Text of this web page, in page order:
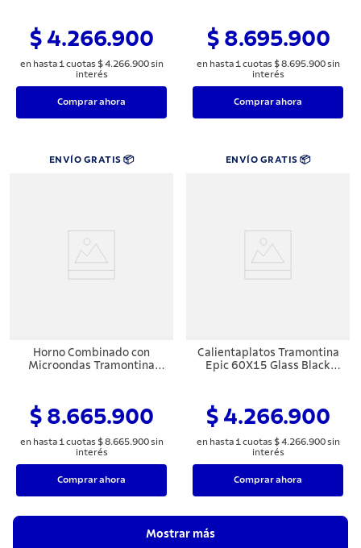
$ 4.266.900
en hasta 1 cuotas $ 4.266.900sin
interés
Comprar ahora
$ 8.695.900
en hasta 1 cuotas $ 8.695.900sin
interés
Comprar ahora
ENVÍO GRATIS 📦
Horno Combinado con
Microondas Tramontina
$ 8.665.900
en hasta 1 cuotas $ 8.665.900sin
interés
Comprar ahora
ENVÍO GRATIS 📦
Calientaplatos Tramontina
Epic 60X15 Glass Black
$ 4.266.900
en hasta 1 cuotas $ 4.266.900sin
interés
Comprar ahora
Mostrar más